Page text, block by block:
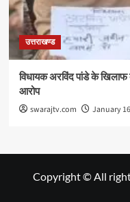
उत्तराखण्ड
विधायक अरविंद पांडे के खिलाफ
आरोप
swarajtv.com January
Copyright © All